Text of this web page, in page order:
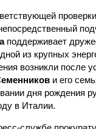
поддерживает
из крупных
возникли после
и его
дня рождения
в Италии.